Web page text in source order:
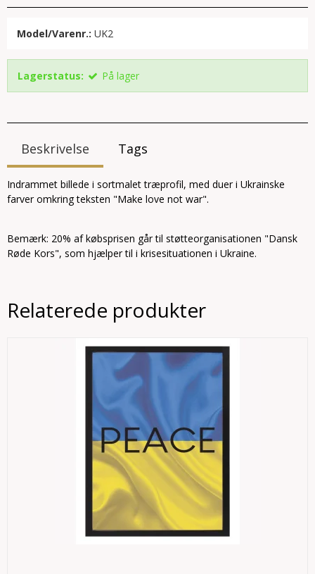
Model/Varenr.: UK2
Lagerstatus: På lager
Beskrivelse Tags
Indrammet billede i sortmalet træprofil, med duer i Ukrainske
farver omkring teksten "Make love not war".
Bemærk: 20% af købsprisen går til støtteorganisationen "Dansk
Røde Kors", som hjælper til i krisesituationen i Ukraine.
Relaterede produkter